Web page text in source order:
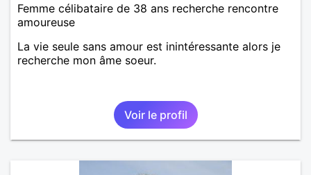
Femme célibataire de 38 ans recherche rencontre
amoureuse
La vie seule sans amour est inintéressante alors je
recherche mon âme soeur.
Voir le profil